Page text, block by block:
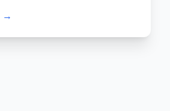
своей давней
Джорджине Родригес, о
→